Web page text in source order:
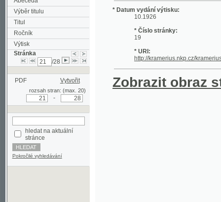
Výběr titulu
Titul
Ročník
Výtisk
Stránka
PDF Vytvořit
rozsah stran: (max. 20)
stránce
Pokročilé vyhledávání
10.1926
* Číslo stránky:
* URI:
Zobrazit obraz